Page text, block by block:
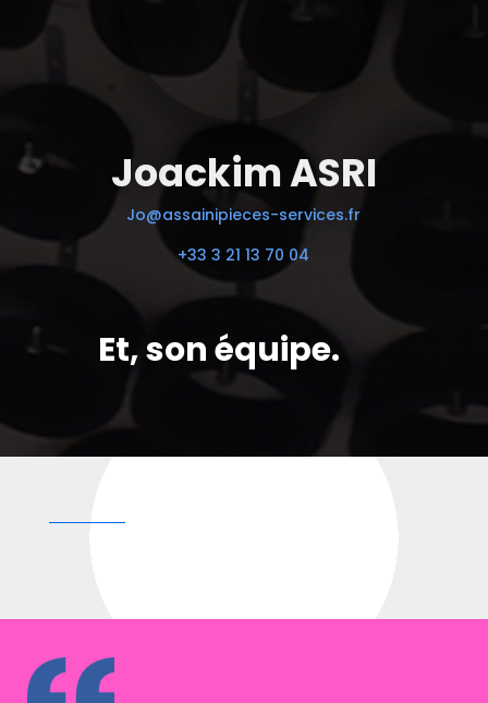
Joackim ASRI
Jo@assainipieces-services.fr
+33 3 21 13 70 04
Et, son équipe.